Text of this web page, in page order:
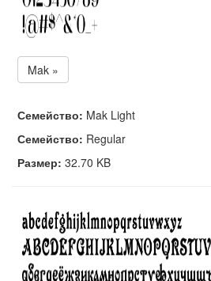
Mak »
Семейство: Mak Light
Семейство: Regular
Размер: 32.70 KB